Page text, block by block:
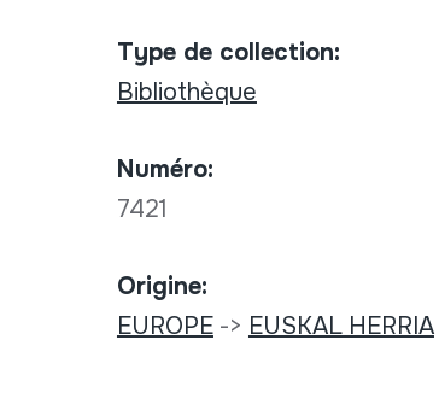
Type de collection:
Bibliothèque
Numéro:
7421
Origine:
EUROPE-> EUSKAL HERRIA